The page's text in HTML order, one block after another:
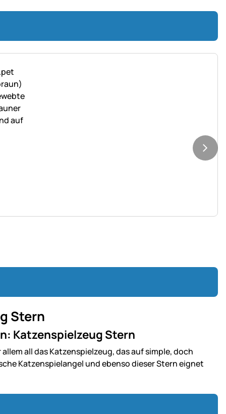
Stern
Katzenspielzeug Stern
all das Katzenspielzeug, das auf simple, doch
Katzenspielangel und ebenso dieser Stern eignet